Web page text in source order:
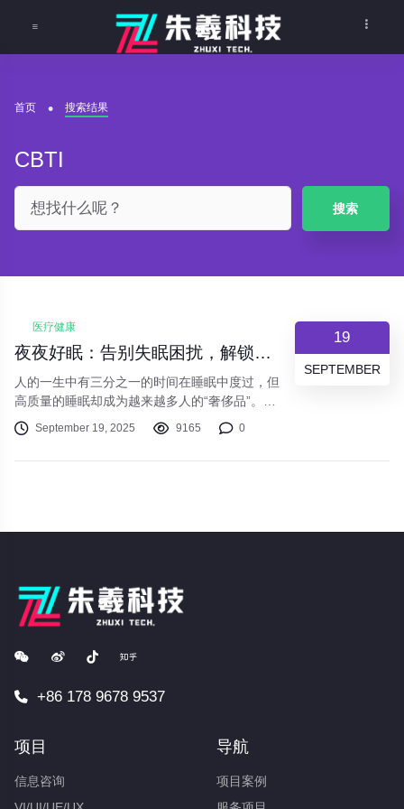
首页 搜索结果
CBTI
搜索
19
SEPTEMBER
医疗健康
夜夜好眠：告别失眠困扰，解锁高质量睡眠的科学指南
人的一生中有三分之一的时间在睡眠中度过，但
高质量的睡眠却成为越来越多人的“奢侈品”。失
眠、浅睡、多梦、早醒……这些睡眠问题不仅让
人白天疲惫不堪，更是埋下了多种健康隐患。睡
September 19, 2025 9165 0
+86 178 9678 9537
项目
信息咨询
导航
项目案例